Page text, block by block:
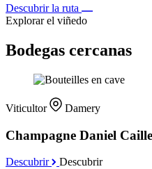
Descubrir la ruta
Explorar el viñedo
Bodegas cercanas
Viticultor Damery
Champagne Daniel
Descubrir Descubrir